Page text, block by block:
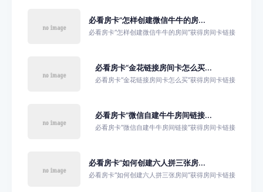
必看房卡“怎样创建微信牛牛的房...
必看房卡“怎样创建微信牛牛的房间”获得房间卡链接
必看房卡“金花链接房间卡怎么买...
必看房卡“金花链接房间卡怎么买”获得房间卡链接
必看房卡“微信自建牛牛房间链接...
必看房卡“微信自建牛牛房间链接”获得房间卡链接
必看房卡“如何创建六人拼三张房...
必看房卡“如何创建六人拼三张房间”获得房间卡链接